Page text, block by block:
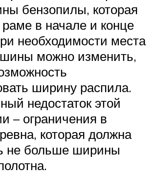
бензопилы, которая
раме в начале и конце
необходимости места
можно изменить,
ширину распила.
недостаток этой
– ограничения в
которая должна
не больше ширины